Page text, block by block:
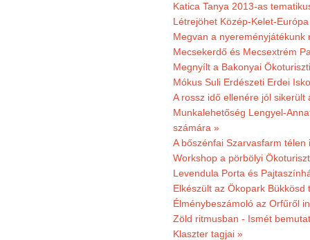
Katica Tanya 2013-as
Létrejöhet Közép-Kelet-
Megvan a nyereményjátékunk
Mecsekerdő és Mecsextrém
Megnyílt a Bakonyai
Mókus Suli Erdészeti Erdei
A rossz idő ellenére jól sikerült
Munkalehetőség Lengyel-
számára »
A bőszénfai Szarvasfarm
Workshop a pörbölyi
Levendula Porta és
Elkészült az Ökopark
Élménybeszámoló az Orfűről
Zöld ritmusban - Ismét
Klaszter tagjai »